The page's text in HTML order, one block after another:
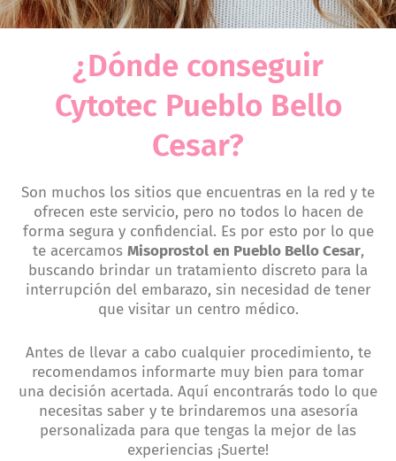
¿Dónde conseguir
Cytotec Pueblo Bello
Cesar?
Son muchos los sitios que encuentras en la red y te
ofrecen este servicio, pero no todos lo hacen de
forma segura y confidencial. Es por esto por lo que
te acercamos Misoprostol en Pueblo Bello Cesar,
buscando brindar un tratamiento discreto para la
interrupción del embarazo, sin necesidad de tener
que visitar un centro médico.
Antes de llevar a cabo cualquier procedimiento, te
recomendamos informarte muy bien para tomar
una decisión acertada. Aquí encontrarás todo lo que
necesitas saber y te brindaremos una asesoría
personalizada para que tengas la mejor de las
experiencias ¡Suerte!